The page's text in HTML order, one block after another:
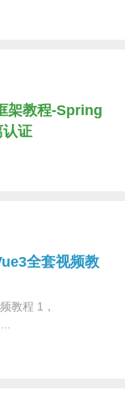
架教程-Spring
证
全套视频教
教程 1，